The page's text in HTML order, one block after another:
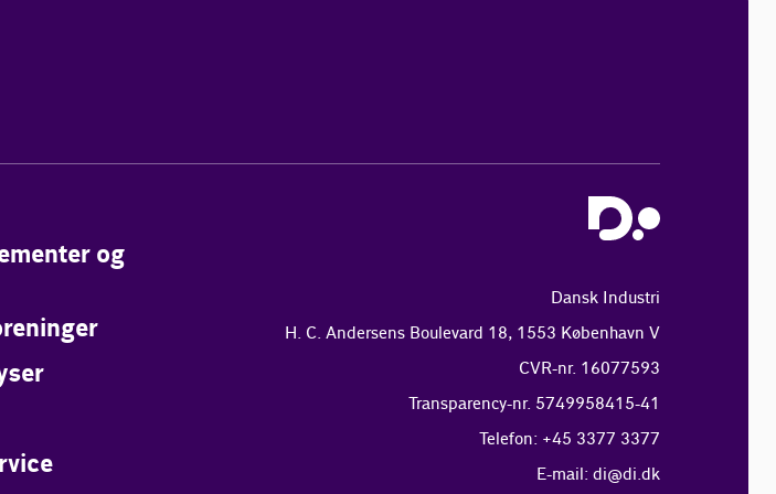
og
Dansk Industri
H. C. Andersens Boulevard 18, 1553 København V
CVR-nr. 16077593
Transparency-nr. 5749958415-41
Telefon: +45 3377 3377
E-mail: di@di.dk